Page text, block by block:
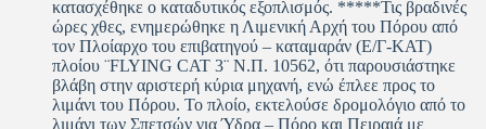
κατασχέθηκε ο καταδυτικός εξοπλισμός. *****Τις βραδινές
ώρες χθες, ενημερώθηκε η Λιμενική Αρχή του Πόρου από
τον Πλοίαρχο του επιβατηγού – καταμαράν (Ε/Γ-KAT)
πλοίου ¨FLYING CAT 3¨ Ν.Π. 10562, ότι παρουσιάστηκε
βλάβη στην αριστερή κύρια μηχανή, ενώ έπλεε προς το
λιμάνι του Πόρου. Το πλοίο, εκτελούσε δρομολόγιο από το
λιμάνι των Σπετσών για Ύδρα – Πόρο και Πειραιά με